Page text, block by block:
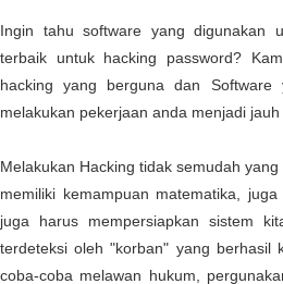
Ingin tahu software yang digunakan
terbaik untuk hacking password?
hacking yang berguna dan Software
melakukan pekerjaan anda menjadi jauh
Melakukan Hacking tidak semudah
memiliki kemampuan matematika,
juga harus mempersiapkan sistem
terdeteksi oleh "korban" yang berhasil
coba-coba melawan hukum,